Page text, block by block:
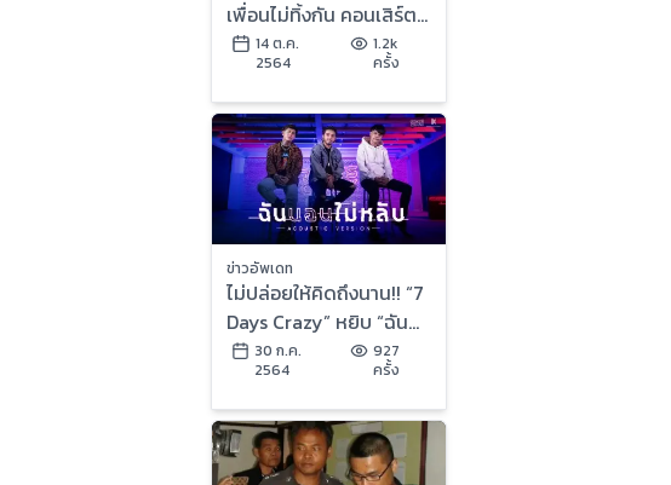
เพื่อนไม่ทิ้งกัน คอนเสิร์ต
การกุศลช่วยผู้ประสบภัย
น้ำท่วม!!
14 ต.ค.
2564
1.2k
ครั้ง
ข่าวอัพเดท
ไม่ปล่อยให้คิดถึงนาน!! “7
Days Crazy” หยิบ “ฉัน
นอนไม่หลับ” ทำอคูสติก
เวอร์ชั่น
30 ก.ค.
2564
927
ครั้ง